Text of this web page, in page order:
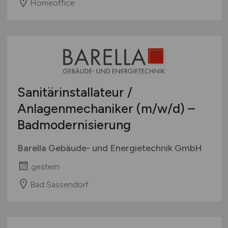
Homeoffice
Sanitärinstallateur /
Anlagenmechaniker (m/w/d) –
Badmodernisierung
Barella Gebäude- und Energietechnik GmbH
gestern
Bad Sassendorf